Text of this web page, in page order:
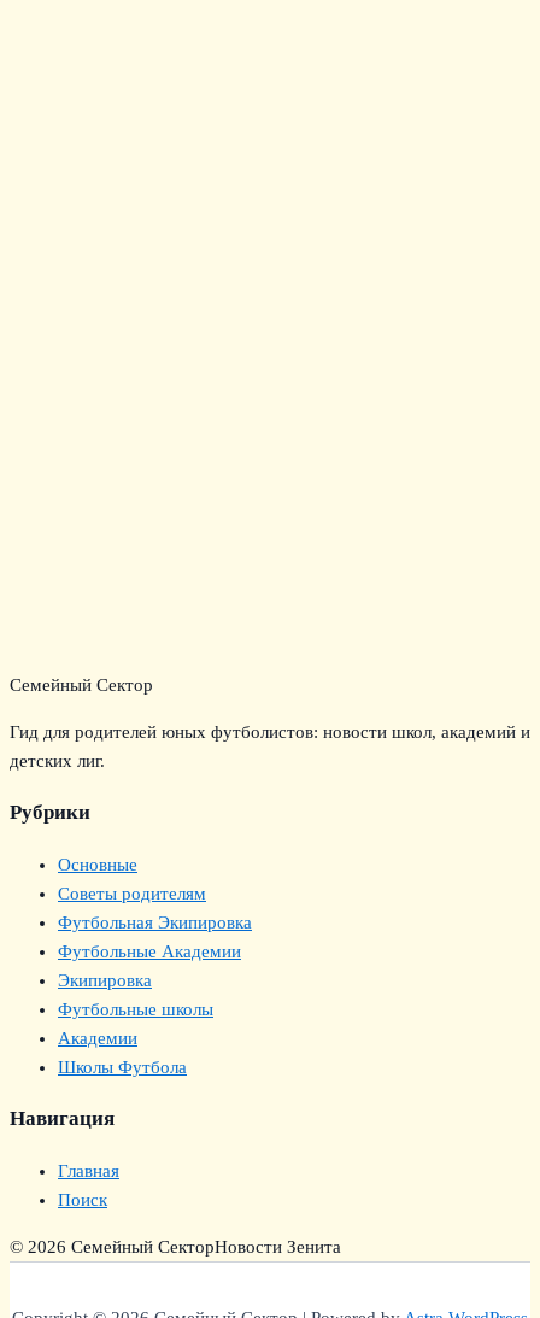
Семейный Сектор
Гид для родителей юных футболистов: новости школ, академий и
детских лиг.
Рубрики
Основные
Советы родителям
Футбольная Экипировка
Футбольные Академии
Экипировка
Футбольные школы
Академии
Школы Футбола
Навигация
Главная
Поиск
© 2026 Семейный СекторНовости Зенита